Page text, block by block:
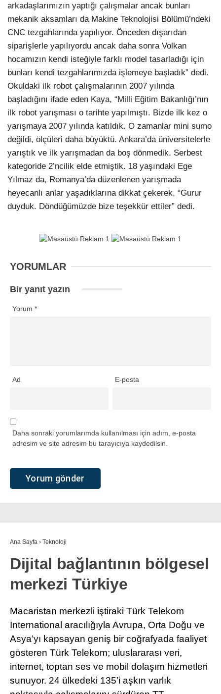
arkadaşlarımızın yaptığı çalışmalar ancak bunları
mekanik aksamları da Makine Teknolojisi Bölümü’ndeki
CNC tezgahlarında yapılıyor. Önceden dışarıdan
siparişlerle yapılıyordu ancak daha sonra Volkan
hocamızın kendi isteğiyle farklı model tasarladığı için
bunları kendi tezgahlarımızda işlemeye başladık” dedi.
Okuldaki ilk robot çalışmalarının 2007 yılında
başladığını ifade eden Kaya, “Milli Eğitim Bakanlığı’nın
ilk robot yarışması o tarihte yapılmıştı. Bizde ilk kez o
yarışmaya 2007 yılında katıldık. O zamanlar mini sumo
değildi, ölçüleri daha büyüktü. Ankara’da üniversitelerle
yarıştık ve ilk yarışmadan da boş dönmedik. Serbest
kategoride 2’ncilik elde etmiştik. 18 yaşındaki Ege
Yılmaz da, Romanya’da düzenlenen yarışmada
heyecanlı anlar yaşadıklarına dikkat çekerek, “Gurur
duyduk. Döndüğümüzde bize teşekkür ettiler” dedi.
YORUMLAR
Bir yanıt yazın
Yorum *
Ad E-posta
Daha sonraki yorumlarımda kullanılması için adım, e-posta
adresim ve site adresim bu tarayıcıya kaydedilsin.
Ana Sayfa › Teknoloji
Dijital bağlantının bölgesel
merkezi Türkiye
Macaristan merkezli iştiraki Türk Telekom
International aracılığıyla Avrupa, Orta Doğu ve
Asya’yı kapsayan geniş bir coğrafyada faaliyet
gösteren Türk Telekom; uluslararası veri,
internet, toptan ses ve mobil dolaşım hizmetleri
sunuyor. 24 ülkedeki 135’i aşkın varlık